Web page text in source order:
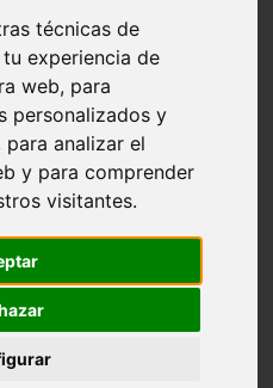
técnicas de
experiencia de
web, para
personalizados y
para analizar el
y para comprender
visitantes.
09 DE AUG DE
MASCULINA 1ºAÑO